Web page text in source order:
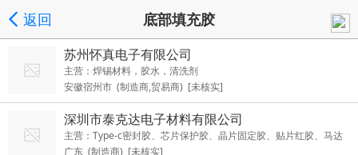
返回 底部填充胶
苏州怀真电子有限公司
主营：焊锡材料，胶水，清洗剂
安徽宿州市 (制造商,贸易商) [未核实]
深圳市泰克达电子材料有限公司
主营：Type-c密封胶、芯片保护胶、晶片固定胶、贴片红胶、马达
胶， 线材焊盘保护uv胶、uv水晶滴胶、PP/PI塑料uv胶、玻璃金属u
广东 (制造商) [未核实]